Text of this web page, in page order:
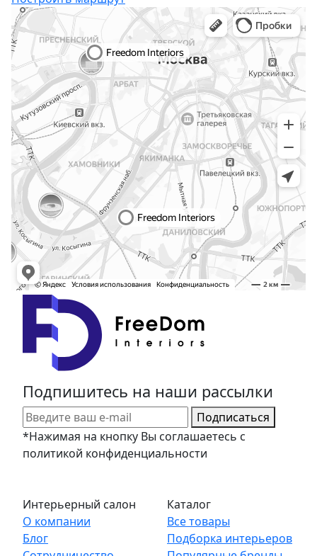
Интерьерный салон
О компании
Блог
Каталог
Все товары
Подборка интерьеров
Подпишитесь на наши рассылки
Подписаться
*Нажимая на кнопку Вы соглашаетесь с
политикой конфиденциальности